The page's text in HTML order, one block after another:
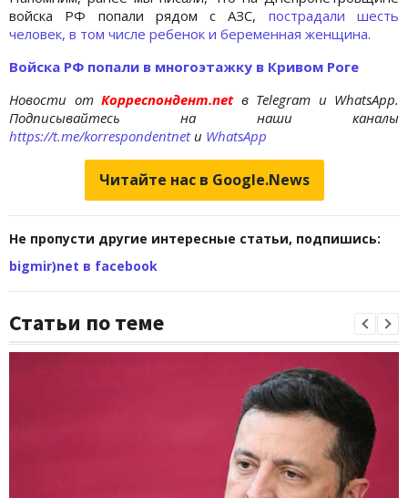
войска РФ попали рядом с АЗС, пострадали шесть
человек, в том числе ребенок и беременная женщина.
Войска РФ попали в многоэтажку в Кривом Роге
Новости отКорреспондент.net в Telegram и WhatsApp.
Подписывайтесь на наши каналы
https://t.me/korrespondentnetи WhatsApp
Читайте нас в Google.News
Не пропусти другие интересные статьи, подпишись:
bigmir)net в facebook
Статьи по теме